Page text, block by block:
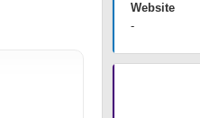
Website
-